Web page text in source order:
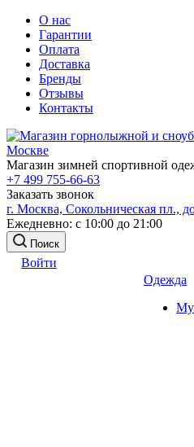
О нас
Гарантии
Оплата
Доставка
Бренды
Отзывы
Контакты
Магазин зимней спортивной
+7 499 755-66-63
Заказать звонок
г. Москва, Сокольническая пл.,
Ежедневно: с 10:00 до 21:00
Поиск
Войти
Одежда